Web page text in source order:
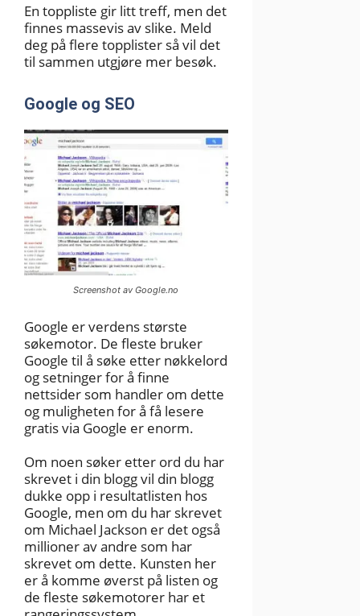
En toppliste gir litt treff, men det
finnes massevis av slike. Meld
deg på flere topplister så vil det
til sammen utgjøre mer besøk.
Google og SEO
Screenshot av Google.no
Google er verdens største
søkemotor. De fleste bruker
Google til å søke etter nøkkelord
og setninger for å finne
nettsider som handler om dette
og muligheten for å få lesere
gratis via Google er enorm.
Om noen søker etter ord du har
skrevet i din blogg vil din blogg
dukke opp i resultatlisten hos
Google, men om du har skrevet
om Michael Jackson er det også
millioner av andre som har
skrevet om dette. Kunsten her
er å komme øverst på listen og
de fleste søkemotorer har et